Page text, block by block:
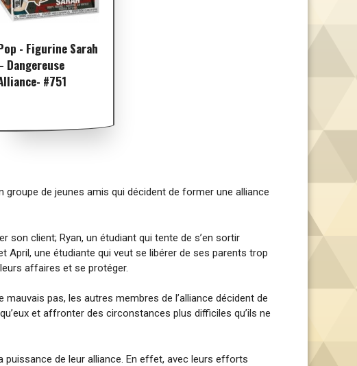
- Figurine Sarah
Dangereuse
#751
groupe de jeunes amis qui décident de former une alliance
client; Ryan, un étudiant qui tente de s’en sortir
April, une étudiante qui veut se libérer de ses parents trop
affaires et se protéger.
pas, les autres membres de l’alliance décident de
et affronter des circonstances plus difficiles qu’ils ne
puissance de leur alliance. En effet, avec leurs efforts